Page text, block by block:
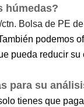
húmedas?
Bolsa de PE
podemos
pueda reducir
para su
tienes que